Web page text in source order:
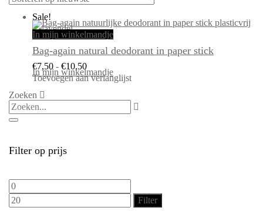
Sale!
In mijn winkelmandje
Bag-again natural deodorant in paper stick
€7,50 - €10,50Prijsklasse:
€7,50
tot
€10,50
In mijn winkelmandje
Toevoegen aan verlanglijst
Dit
product
heeft
meerdere
variaties.
Deze
de
productpagina
Zoeken
Filter op prijs
Min.
prijs
Max.
Filter